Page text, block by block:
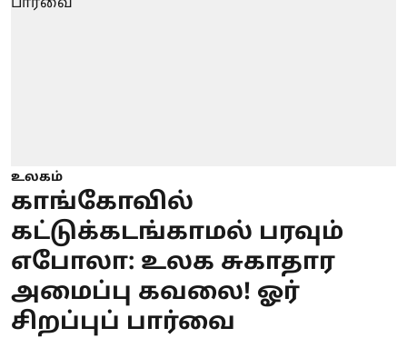
உலகம்
காங்கோவில்
கட்டுக்கடங்காமல் பரவும்
எபோலா: உலக சுகாதார
அமைப்பு கவலை! ஓர்
சிறப்புப் பார்வை